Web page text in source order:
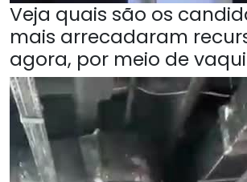
Veja quais são os
mais arrecadaram
agora, por meio de